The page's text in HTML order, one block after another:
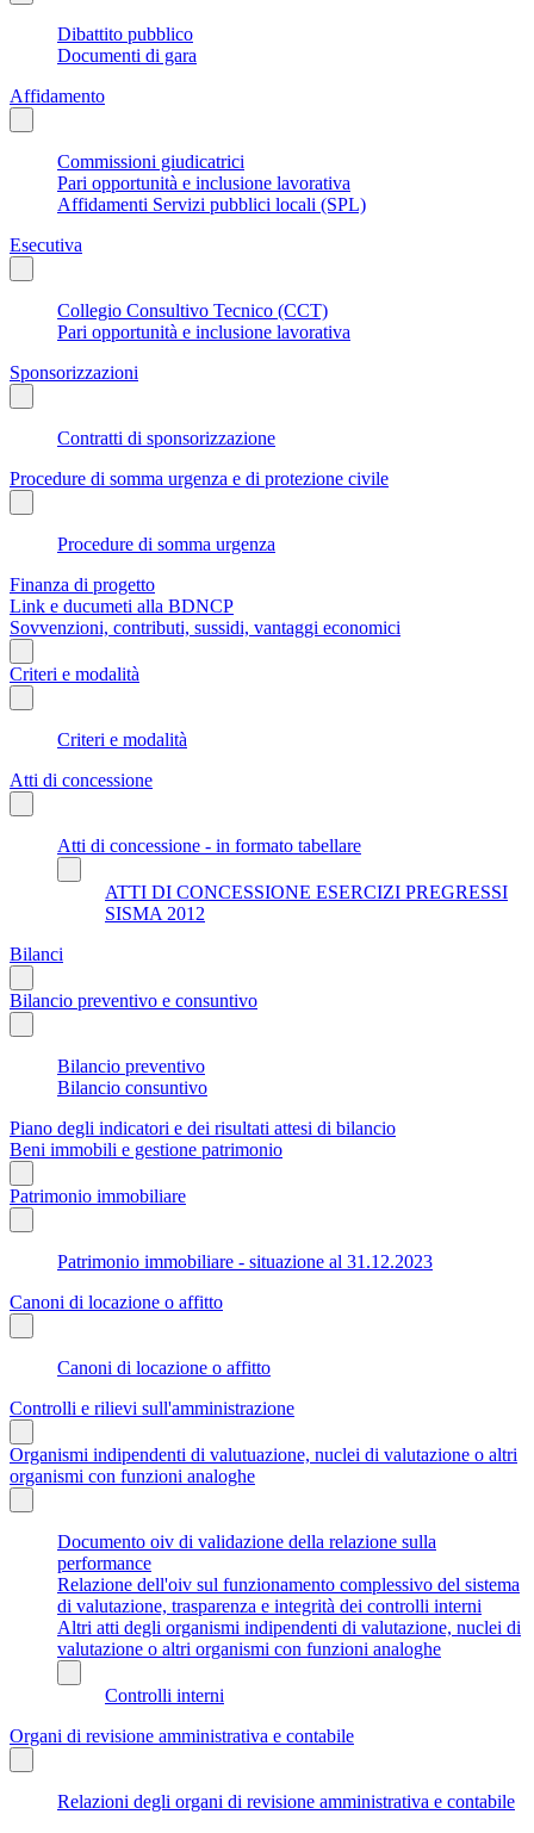
Dibattito pubblico
Documenti di gara
Affidamento
Commissioni giudicatrici
Pari opportunità e inclusione lavorativa
Affidamenti Servizi pubblici locali (SPL)
Esecutiva
Collegio Consultivo Tecnico (CCT)
Pari opportunità e inclusione lavorativa
Sponsorizzazioni
Contratti di sponsorizzazione
Procedure di somma urgenza e di protezione civile
Procedure di somma urgenza
Finanza di progetto
Link e ducumeti alla BDNCP
Sovvenzioni, contributi, sussidi, vantaggi economici
Criteri e modalità
Criteri e modalità
Atti di concessione
Atti di concessione - in formato tabellare
ATTI DI CONCESSIONE ESERCIZI PREGRESSI
SISMA 2012
Bilanci
Bilancio preventivo e consuntivo
Bilancio preventivo
Bilancio consuntivo
Piano degli indicatori e dei risultati attesi di bilancio
Beni immobili e gestione patrimonio
Patrimonio immobiliare
Patrimonio immobiliare - situazione al 31.12.2023
Canoni di locazione o affitto
Canoni di locazione o affitto
Controlli e rilievi sull'amministrazione
Organismi indipendenti di valutuazione, nuclei di valutazione o altri
organismi con funzioni analoghe
Documento oiv di validazione della relazione sulla
performance
Relazione dell'oiv sul funzionamento complessivo del sistema
di valutazione, trasparenza e integrità dei controlli interni
Altri atti degli organismi indipendenti di valutazione, nuclei di
valutazione o altri organismi con funzioni analoghe
Controlli interni
Organi di revisione amministrativa e contabile
Relazioni degli organi di revisione amministrativa e contabile